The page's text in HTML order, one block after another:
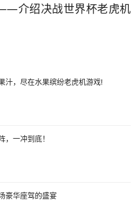
介绍决战世界杯老虎机
汁，尽在水果缤纷老虎机游戏!
一冲到底！
豪华座驾的盛宴